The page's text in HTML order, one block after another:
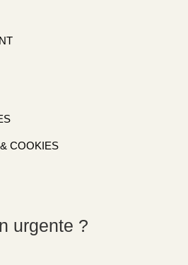
COOKIES
urgente ?